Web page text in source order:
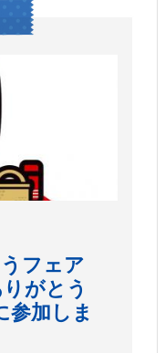
フェア
がとう
参加しま